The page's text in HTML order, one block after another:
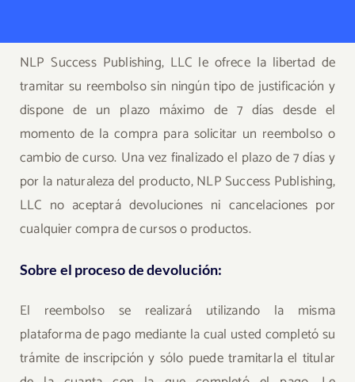
NLP Success Publishing, LLC le ofrece la libertad de
tramitar su reembolso sin ningún tipo de justificación y
dispone de un plazo máximo de 7 días desde el
momento de la compra para solicitar un reembolso o
cambio de curso. Una vez finalizado el plazo de 7 días y
por la naturaleza del producto, NLP Success Publishing,
LLC no aceptará devoluciones ni cancelaciones por
cualquier compra de cursos o productos.
Sobre el proceso de devolución:
El reembolso se realizará utilizando la misma
plataforma de pago mediante la cual usted completó su
trámite de inscripción y sólo puede tramitarla el titular